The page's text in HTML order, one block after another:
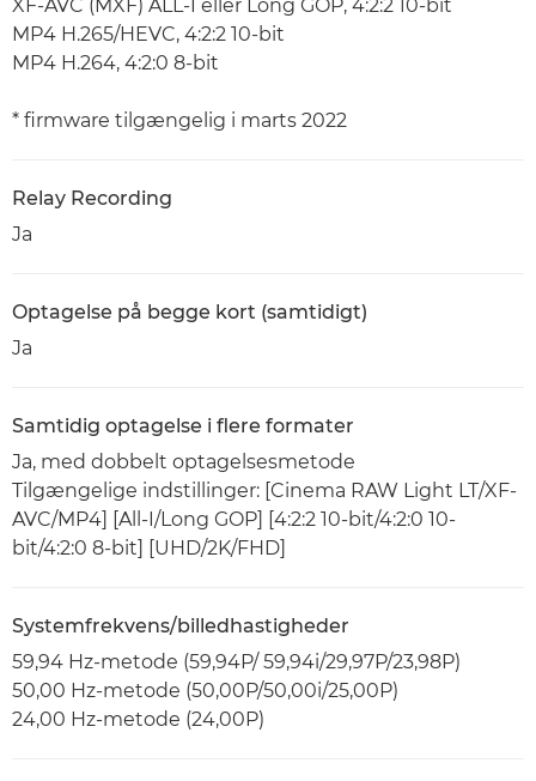
XF-AVC (MXF) ALL-I eller Long GOP, 4:2:2 10-bit
MP4 H.265/HEVC, 4:2:2 10-bit
MP4 H.264, 4:2:0 8-bit
* firmware tilgængelig i marts 2022
Relay Recording
Ja
Optagelse på begge kort (samtidigt)
Ja
Samtidig optagelse i flere formater
Ja, med dobbelt optagelsesmetode
Tilgængelige indstillinger: [Cinema RAW Light LT/XF-
AVC/MP4] [All-I/Long GOP] [4:2:2 10-bit/4:2:0 10-
bit/4:2:0 8-bit] [UHD/2K/FHD]
Systemfrekvens/billedhastigheder
59,94 Hz-metode (59,94P/ 59,94i/29,97P/23,98P)
50,00 Hz-metode (50,00P/50,00i/25,00P)
24,00 Hz-metode (24,00P)